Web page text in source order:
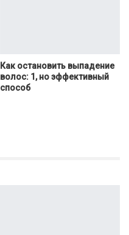
Как остановить выпадение
волос: 1, но эффективный
способ